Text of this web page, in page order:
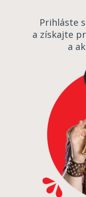
Prihláste
a získajte
a